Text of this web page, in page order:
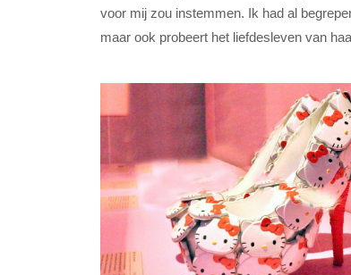
voor mij zou instemmen. Ik had al
maar ook probeert het liefdesleven van